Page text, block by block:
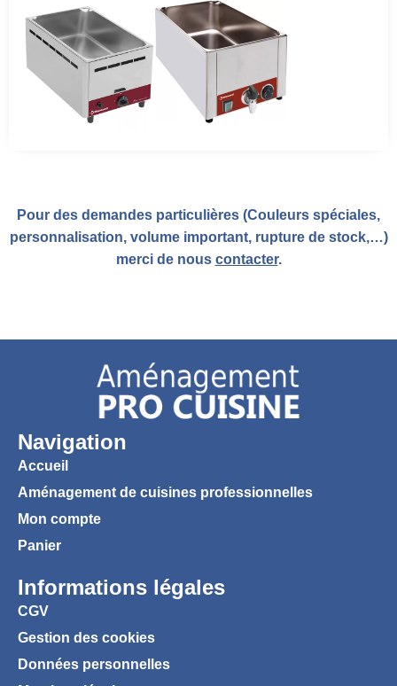
Pour des demandes particulières (Couleurs spéciales,
personnalisation, volume important, rupture de stock,…)
merci de nous contacter.
Navigation
Accueil
Aménagement de cuisines professionnelles
Mon compte
Panier
Informations légales
CGV
Gestion des cookies
Données personnelles